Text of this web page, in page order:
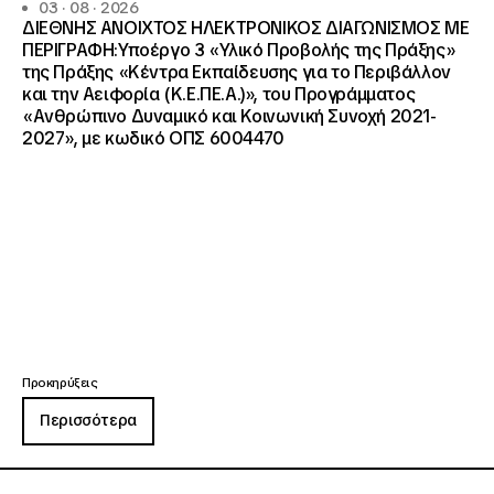
03 · 08 · 2026
ΔΙΕΘΝΗΣ ΑΝΟΙΧΤΟΣ ΗΛΕΚΤΡΟΝΙΚΟΣ ΔΙΑΓΩΝΙΣΜΟΣ ΜΕ
ΠΕΡΙΓΡΑΦΗ:Υποέργο 3 «Υλικό Προβολής της Πράξης»
της Πράξης «Κέντρα Εκπαίδευσης για το Περιβάλλον
και την Αειφορία (Κ.Ε.ΠΕ.Α.)», του Προγράμματος
«Ανθρώπινο Δυναμικό και Κοινωνική Συνοχή 2021-
2027», με κωδικό ΟΠΣ 6004470
Προκηρύξεις
Περισσότερα